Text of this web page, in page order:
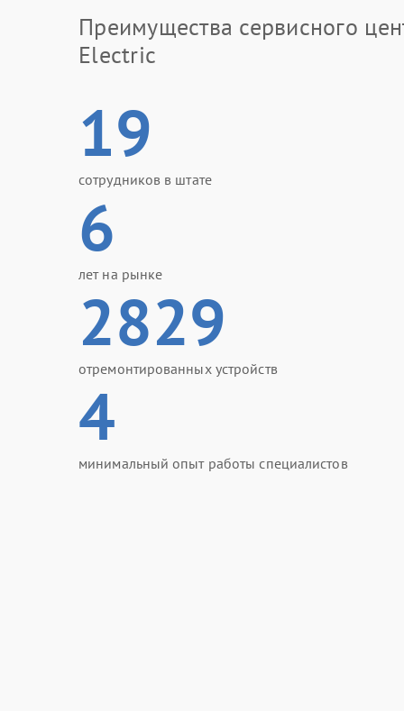
Преимущества сервисного
Electric
19
сотрудников в штате
6
лет на рынке
2829
отремонтированных устройств
4
минимальный опыт работы специалистов